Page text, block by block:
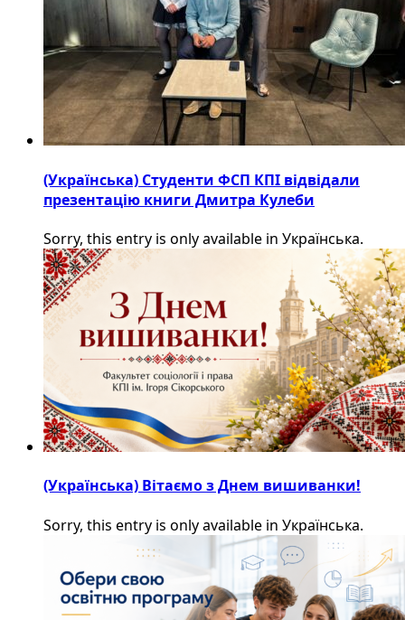
(Українська) Студенти ФСП КПІ відвідали
презентацію книги Дмитра Кулеби
Sorry, this entry is only available in Українська.
(Українська) Вітаємо з Днем вишиванки!
Sorry, this entry is only available in Українська.